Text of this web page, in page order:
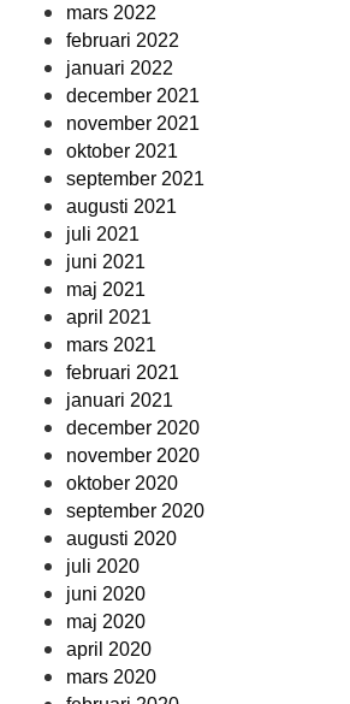
mars 2022
februari 2022
januari 2022
december 2021
november 2021
oktober 2021
september 2021
augusti 2021
juli 2021
juni 2021
maj 2021
april 2021
mars 2021
februari 2021
januari 2021
december 2020
november 2020
oktober 2020
september 2020
augusti 2020
juli 2020
juni 2020
maj 2020
april 2020
mars 2020